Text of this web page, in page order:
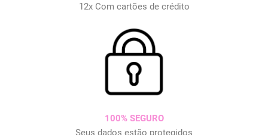
12x Com cartões de crédito
100% SEGURO
Seus dados estão protegidos